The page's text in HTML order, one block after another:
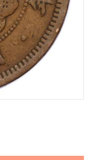
года)
и России